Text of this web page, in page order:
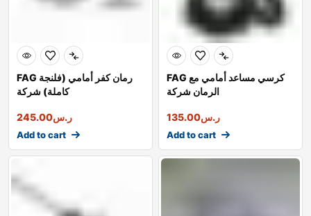
FAG رمان كفر أمامي (فلنجة
كاملة) شركة
ر.س245.00
Add to cart
FAG كرسي مساعد أمامي مع
الرمان شركة
ر.س135.00
Add to cart